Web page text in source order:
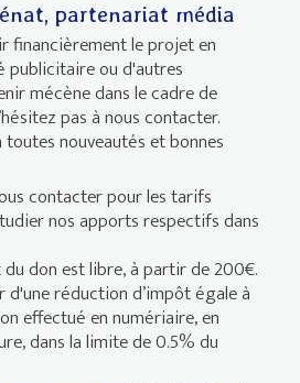
partenariat média
financièrement le projet en
publicitaire ou d'autres
mécène dans le cadre de
pas à nous contacter.
nouveautés et bonnes
contacter pour les tarifs
nos apports respectifs dans
don est libre, à partir de 200€.
réduction d’impôt égale à
effectué en numériaire, en
dans la limite de 0.5% du